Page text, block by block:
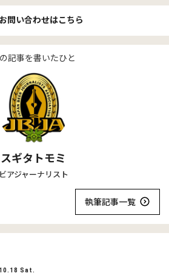
お問い合わせはこちら
記事を書いたひと
スギタトモミ
ビアジャーナリスト
執筆記事一覧
Sat.